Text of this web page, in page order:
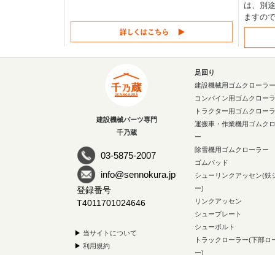
は、別
ますの
建設機械パーツ専門
千乃蔵
03-5875-2007
info@sennokura.jp
登録番号
T4011701024646
▶ 当サイトについて
▶ 利用規約
足回り
建設機械用ゴムクローラ
コンバイン用ゴムクロー
トラクター用ゴムクロー
運搬車・作業機用ゴムク
ー
除雪機用ゴムクローラー
ゴムパッド
シューリンクアッセン(鉄
ー)
リンクアッセン
シュープレート
シューボルト
トラックローラー(下部ロ
ー)